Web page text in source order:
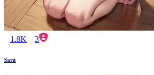
1.8K 3
Sara